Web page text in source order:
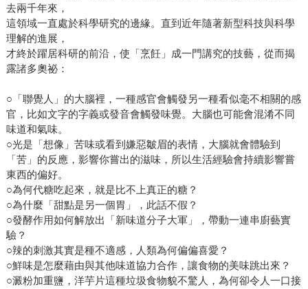
去兩千年來，
這領域一直處於科學研究的邊緣。直到近年隨著新型科技與科學
理解的進展，
才終於躍居科研的前沿，使「烹飪」成一門講究的技藝，從而揭
露諸多奧祕：
○「聯覺人」的大腦裡，一種感官會觸發另一種看似毫不相關的感
官，比如文字的字義或發音會觸發味覺。大腦也可能會混淆不同
味道和氣味。
○光是「想像」苦味或看到嫌惡皺眉的表情，大腦就會體驗到
「苦」的反應，影響你嘗出的滋味，所以生活經驗會持續影響嘗
東西的偏好。
○為何代糖吃起來，就是比不上真正的糖？
○為什麼「甜點是另一個胃」，此話不假？
○發酵作用如何解放出「新味道分子大軍」，帶動一連串廚藝實
驗？
○辣的刺激其實是種不適感，人類為何偏偏喜愛？
○鮮味是怎麼藉由與其他味道協力合作，讓食物的美味跳出來？
○澱粉加重鹽，洋芋片這種垃圾食物貌不驚人，為何卻令人一口接